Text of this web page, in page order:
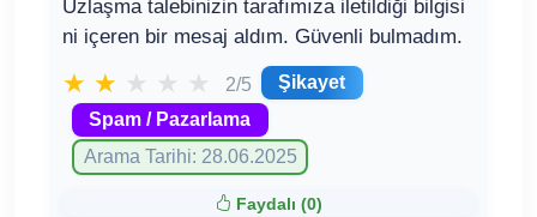
Uzlaşma talebinizin tarafımıza iletildiği bilgisi
ni içeren bir mesaj aldım. Güvenli bulmadım.
★ ★ ★ ★ ★ 2/5
Şikayet
Spam / Pazarlama
Arama Tarihi: 28.06.2025
Faydalı (0)